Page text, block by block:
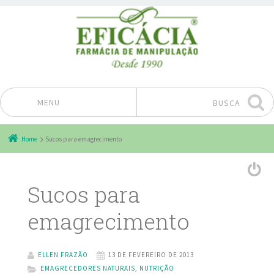
MENU
Pular para o conteúdo
BUSCA
Home Sucos para emagrecimento
Sucos para
emagrecimento
ELLEN FRAZÃO
13 DE FEVEREIRO DE 2013
EMAGRECEDORES NATURAIS, NUTRIÇÃO